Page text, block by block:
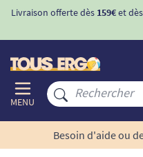
Livraison offerte dès 159€et dès
MENU
Besoin d'aide ou